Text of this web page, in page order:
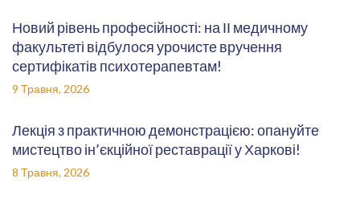
Новий рівень професійності: на ІІ медичному
факультеті відбулося урочисте вручення
сертифікатів психотерапевтам!
9 Травня, 2026
Лекція з практичною демонстрацією: опануйте
мистецтво ін’єкційної реставрації у Харкові!
8 Травня, 2026